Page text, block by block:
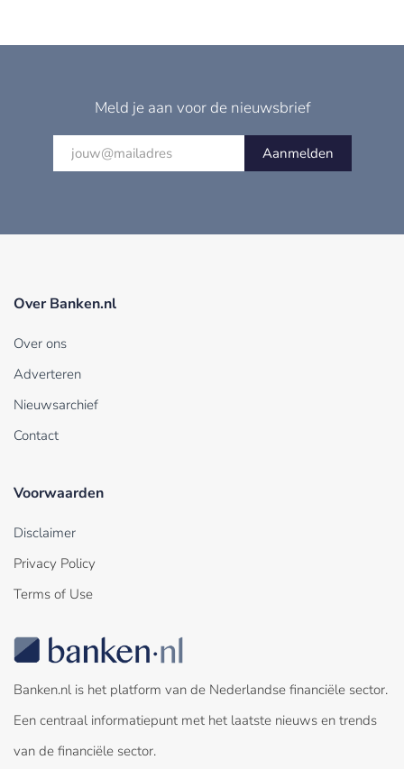
Meld je aan voor de nieuwsbrief
Aanmelden
Over Banken.nl
Over ons
Adverteren
Nieuwsarchief
Contact
Voorwaarden
Disclaimer
Privacy Policy
Terms of Use
Banken.nl is het platform van de Nederlandse financiële sector.
Een centraal informatiepunt met het laatste nieuws en trends
van de financiële sector.